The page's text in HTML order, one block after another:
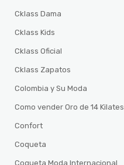
Cklass Dama
Cklass Kids
Cklass Oficial
Cklass Zapatos
Colombia y Su Moda
Como vender Oro de 14 Kilates
Confort
Coqueta
Coqueta Moda Internacional